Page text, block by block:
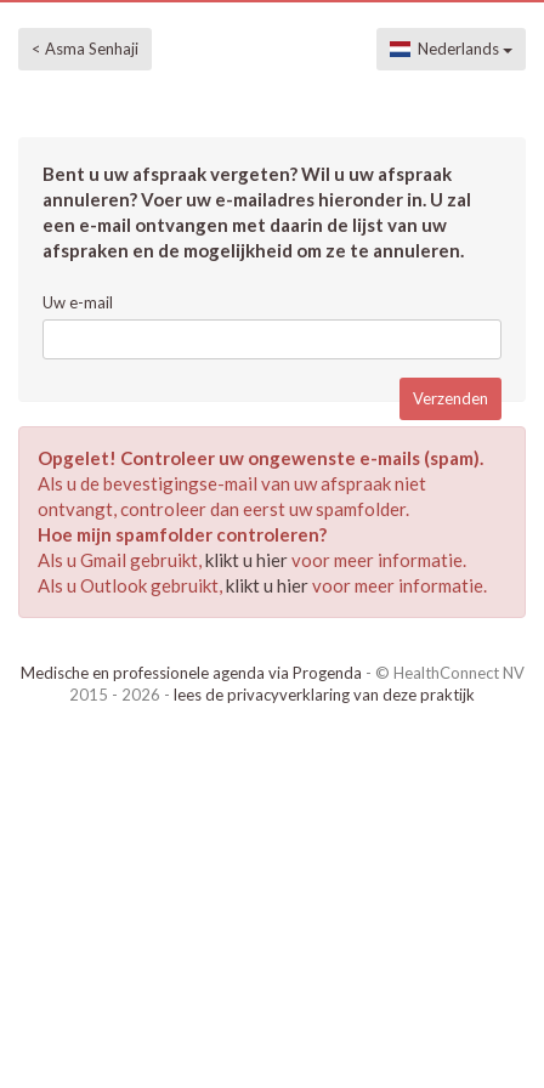
< Asma Senhaji Nederlands
Bent u uw afspraak vergeten? Wil u uw afspraak
annuleren? Voer uw e-mailadres hieronder in. U zal
een e-mail ontvangen met daarin de lijst van uw
afspraken en de mogelijkheid om ze te annuleren.
Uw e-mail
Opgelet! Controleer uw ongewenste e-mails (spam).
Als u de bevestigingse-mail van uw afspraak niet
ontvangt, controleer dan eerst uw spamfolder.
Hoe mijn spamfolder controleren?
Als u Gmail gebruikt,klikt u hiervoor meer informatie.
Als u Outlook gebruikt,klikt u hiervoor meer informatie.
Medische en professionele agenda via Progenda - © HealthConnect NV
2015 - 2026 - lees de privacyverklaring van deze praktijk